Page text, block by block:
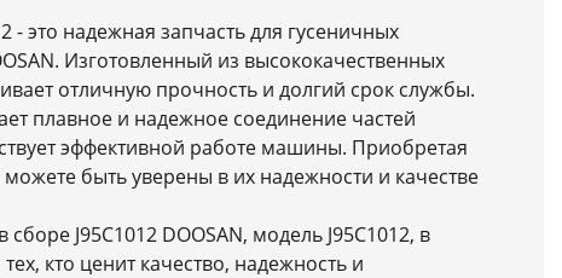
- это надежная запчасть для гусеничных
Изготовленный из высококачественных
отличную прочность и долгий срок службы.
плавное и надежное соединение частей
эффективной работе машины. Приобретая
можете быть уверены в их надежности и качестве
J95C1012 DOOSAN, модель J95C1012, в
кто ценит качество, надежность и